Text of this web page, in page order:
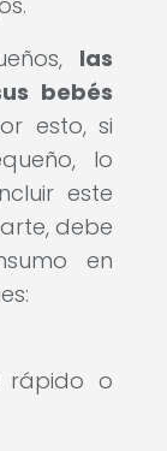
las
bebés
esto, si
lo
este
debe
en
rápido o